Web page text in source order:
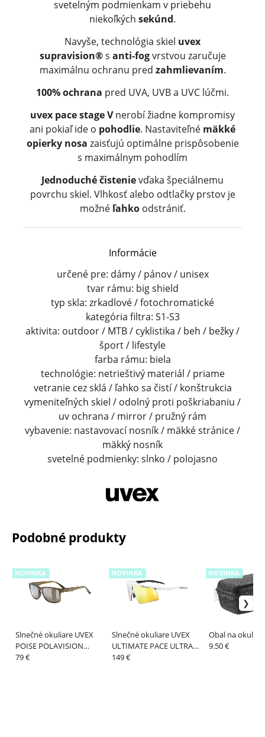
svetelným podmienkam v priebehu
niekoľkých sekúnd.
Navyše, technológia skiel uvex
supravision®s anti-fogvrstvou zaručuje
maximálnu ochranu pred zahmlievaním.
100% ochrana pred UVA, UVB a UVC lúčmi.
uvex pace stage Vnerobí žiadne kompromisy
ani pokiaľ ide o pohodlie. Nastaviteľné mäkké
opierky nosa zaisťujú optimálne prispôsobenie
s maximálnym pohodlím
Jednoduché čistenievďaka špeciálnemu
povrchu skiel. Vlhkosť alebo odtlačky prstov je
možnéľahkoodstrániť.
Informácie
určené pre: dámy / pánov / unisex
tvar rámu: big shield
typ skla: zrkadlové / fotochromatické
kategória filtra: S1-S3
aktivita: outdoor / MTB / cyklistika / beh / bežky /
šport / lifestyle
farba rámu: biela
technológie: netrieštivý materiál / priame
vetranie cez sklá / ľahko sa čistí / konštrukcia
vymeniteľných skiel / odolný proti poškriabaniu /
uv ochrana / mirror / pružný rám
vybavenie: nastavovací nosník / mäkké stránice /
mäkký nosník
svetelné podmienky: slnko / polojasno
Podobné produkty
Slnečné okuliare UVEX
POISE POLAVISION
BROWN
NOVINKA
79 €
Slnečné okuliare UVEX
ULTIMATE PACE ULTRA
CV white matt/mirror
NOVINKA
149 €
Obal na
NOVINKA
9.50 €